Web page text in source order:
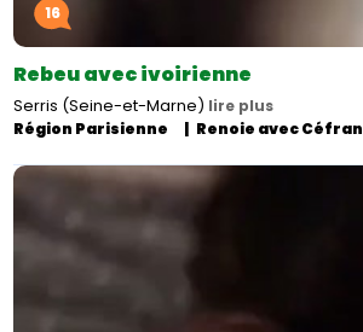
16
Rebeu avec ivoirienne
Serris (Seine-et-Marne) lire plus
Région Parisienne
Renoie avec Céfran